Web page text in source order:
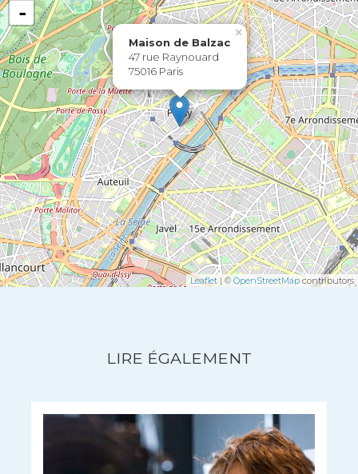
×
Maison de Balzac
47 rue Raynouard
75016 Paris
-
Leaflet| © OpenStreetMapcontributors
LIRE ÉGALEMENT